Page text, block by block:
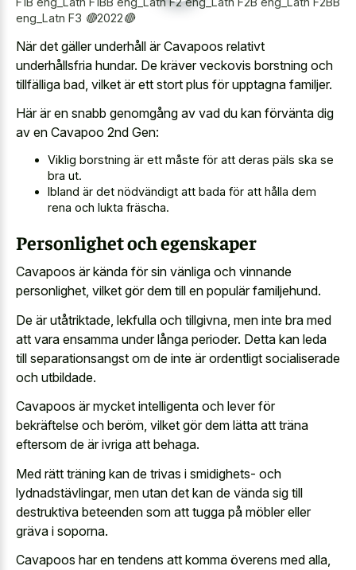
eng_Latn F3 🔴2022🔴
När det gäller underhåll är Cavapoos relativt
underhållsfria hundar. De kräver veckovis borstning och
tillfälliga bad, vilket är ett stort plus för upptagna familjer.
Här är en snabb genomgång av vad du kan förvänta dig
av en Cavapoo 2nd Gen:
Viklig borstning är ett måste för att deras päls ska se
bra ut.
Ibland är det nödvändigt att bada för att hålla dem
rena och lukta fräscha.
Personlighet och egenskaper
Cavapoos är kända för sin vänliga och vinnande
personlighet, vilket gör dem till en populär familjehund.
De är utåtriktade, lekfulla och tillgivna, men inte bra med
att vara ensamma under långa perioder. Detta kan leda
till separationsangst om de inte är ordentligt socialiserade
och utbildade.
Cavapoos är mycket intelligenta och lever för
bekräftelse och beröm, vilket gör dem lätta att träna
eftersom de är ivriga att behaga.
Med rätt träning kan de trivas i smidighets- och
lydnadstävlingar, men utan det kan de vända sig till
destruktiva beteenden som att tugga på möbler eller
gräva i soporna.
Cavapoos har en tendens att komma överens med alla,